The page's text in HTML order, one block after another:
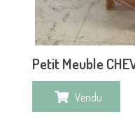
Petit Meuble
Vendu